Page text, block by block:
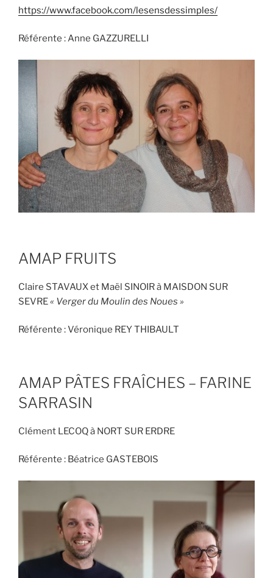
https://www.facebook.com/lesensdessimples/
Référente : Anne GAZZURELLI
AMAP FRUITS
Claire STAVAUX et Maël SINOIR à MAISDON SUR
SEVRE« Verger du Moulin des Noues »
Référente : Véronique REY THIBAULT
AMAP PÂTES FRAÎCHES – FARINE
SARRASIN
Clément LECOQ à NORT SUR ERDRE
Référente : Béatrice GASTEBOIS